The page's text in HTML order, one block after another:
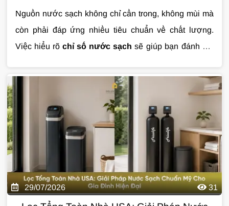
Nguồn nước sạch không chỉ cần trong, không mùi mà
còn phải đáp ứng nhiều tiêu chuẩn về chất lượng.
Việc hiểu rõ chỉ số nước sạch sẽ giúp bạn đánh giá
pháp xử lý phù hợp. Trong bài viết này, hãy cùng tìm
hiểu những chỉ số quan trọng nhất và ý nghĩa của từng
thông số đối với sức khỏe cũng như cuộc sống hằng
29/07/2026 31